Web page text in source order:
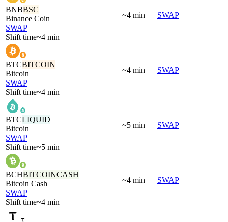
BNBBSC
Binance Coin
SWAP
Shift time~4 min
~4 min SWAP
BTCBITCOIN
Bitcoin
SWAP
Shift time~4 min
~4 min SWAP
BTCLIQUID
Bitcoin
SWAP
Shift time~5 min
~5 min SWAP
BCHBITCOINCASH
Bitcoin Cash
SWAP
Shift time~4 min
~4 min SWAP